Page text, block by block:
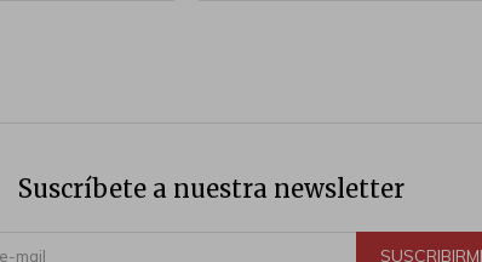
Suscríbete a nuestra newsletter